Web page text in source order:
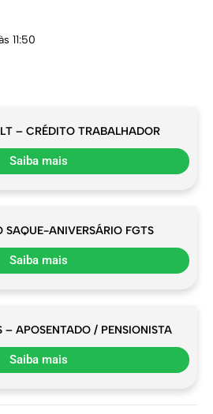
11:50
– CRÉDITO TRABALHADOR
Saiba mais
SAQUE-ANIVERSÁRIO FGTS
Saiba mais
– APOSENTADO / PENSIONISTA
Saiba mais